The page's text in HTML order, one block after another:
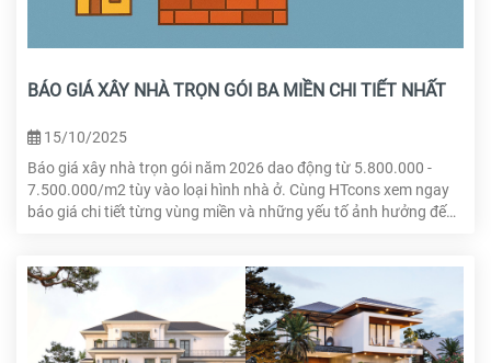
BÁO GIÁ XÂY NHÀ TRỌN GÓI BA MIỀN CHI TIẾT NHẤT
15/10/2025
Báo giá xây nhà trọn gói năm 2026 dao động từ 5.800.000 -
7.500.000/m2 tùy vào loại hình nhà ở. Cùng HTcons xem ngay
báo giá chi tiết từng vùng miền và những yếu tố ảnh hưởng đến